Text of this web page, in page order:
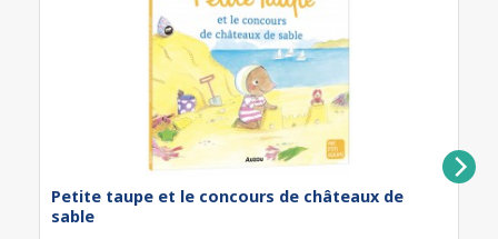
Petite taupe et le concours de châteaux de
sable